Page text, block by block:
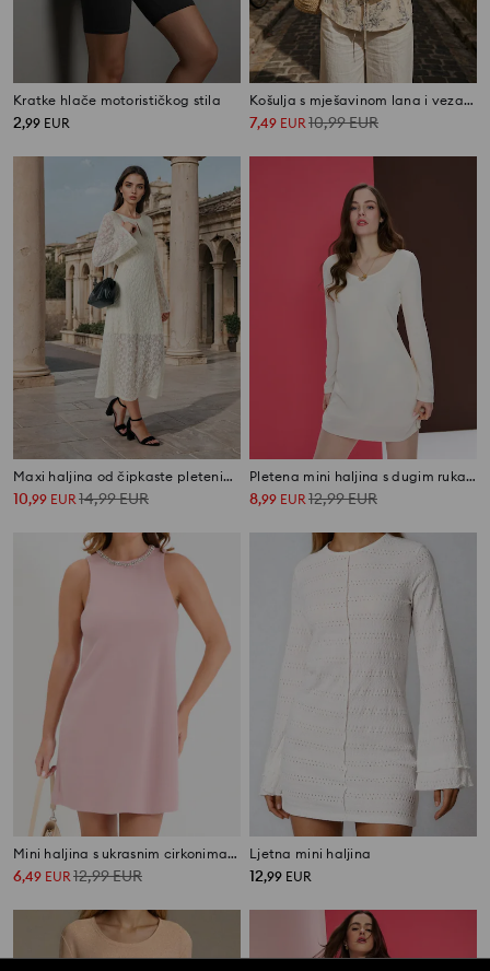
Kratke hlače motorističkog stila
2,99 EUR
Košulja s mješavinom lana i vezanjem na leđima
7,49 EUR 10,99EUR
Maxi haljina od čipkaste pletenine s proširenim rukavom
10,99 EUR14,99EUR
Pletena mini haljina s dugim rukavima
8,99 EUR12,99EUR
Mini haljina s ukrasnim cirkonima na dekolteu
6,49 EUR12,99EUR
Ljetna mini haljina
12,99 EUR